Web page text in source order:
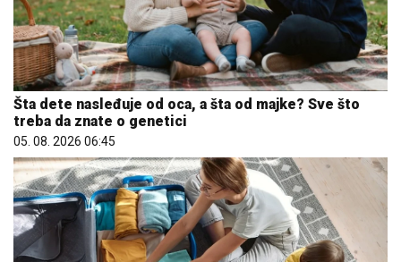
Šta dete nasleđuje od oca, a šta od majke? Sve što
treba da znate o genetici
05. 08. 2026 06:45